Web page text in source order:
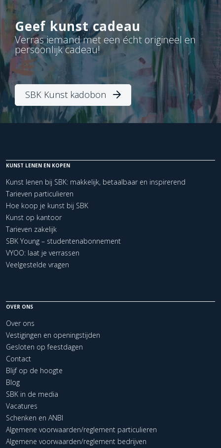
Geef kunst cadeau
Verras iemand met een écht origineel en
persoonlijk cadeau!
SBK Kunst kadobon
KUNST LENEN EN KOPEN
Kunst lenen bij SBK: makkelijk, betaalbaar en inspirerend
Tarieven particulieren
Hoe koop je kunst bij SBK
Kunst op kantoor
Tarieven zakelijk
SBK Young – studentenabonnement
VYOO: laat je verrassen
Veelgestelde vragen
OVER ONS
Over ons
Vestigingen en openingstijden
Gesloten op feestdagen
Contact
Blijf op de hoogte
Blog
SBK in de media
Vacatures
Schenken en ANBI
Algemene voorwaarden/reglement particulieren
Algemene voorwaarden/reglement bedrijven